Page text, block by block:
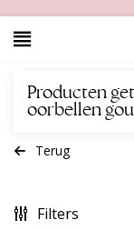
Producten
oorbellen
Terug
Filters